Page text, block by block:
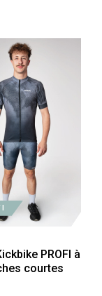
PROFI à
courtes